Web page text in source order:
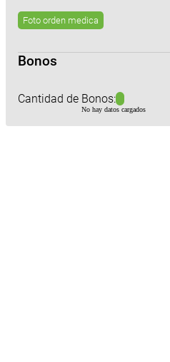
Foto orden medica
Bonos
Cantidad de Bonos:
No hay datos cargados